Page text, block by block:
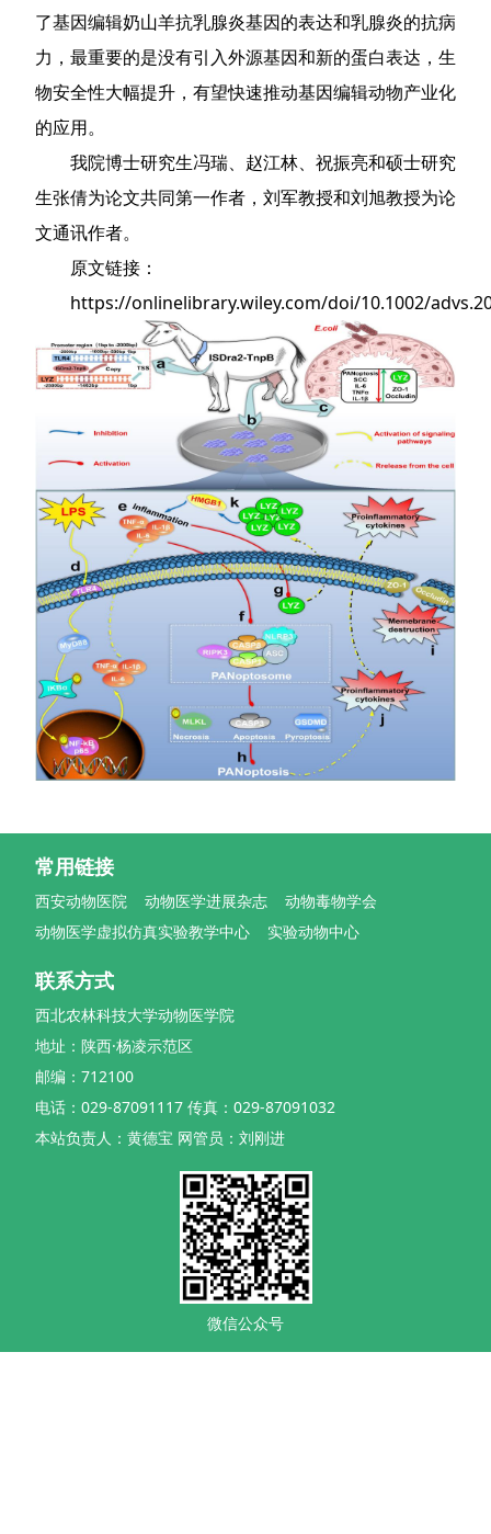
了基因编辑奶山羊抗乳腺炎基因的表达和乳腺炎的抗病
力，最重要的是没有引入外源基因和新的蛋白表达，生
物安全性大幅提升，有望快速推动基因编辑动物产业化
的应用。
我院博士研究生冯瑞、赵江林、祝振亮和硕士研究
生张倩为论文共同第一作者，刘军教授和刘旭教授为论
文通讯作者。
原文链接：
https://onlinelibrary.wiley.com/doi/10.1002/
常用链接
西安动物医院 动物医学进展杂志
动物毒物学会
动物医学虚拟仿真实验教学中心
实验动物中心
联系方式
西北农林科技大学动物医学院
地址：陕西·杨凌示范区
邮编：712100
电话：029-87091117 传真：029-87091032
本站负责人：黄德宝 网管员：刘刚进
微信公众号